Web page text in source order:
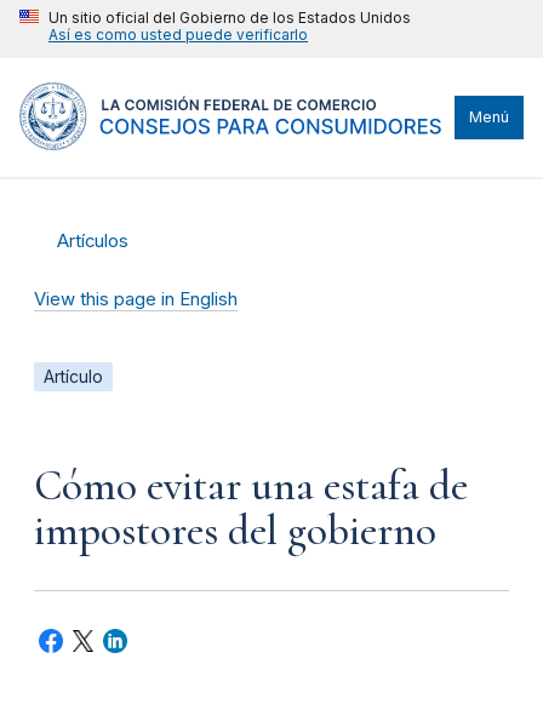
Un sitio oficial del Gobierno de los Estados Unidos
Así es como usted puede verificarlo
Menú
Artículos
View this page in English
Artículo
Cómo evitar una estafa de
impostores del gobierno